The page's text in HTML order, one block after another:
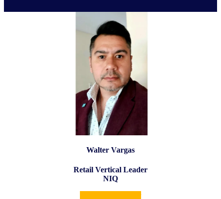
Walter Vargas
Retail Vertical Leader
NIQ